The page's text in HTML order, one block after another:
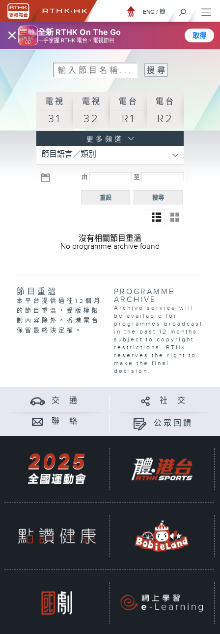
× 全新 RTHK On The Go
一手掌握 RTHK 電台、電視節目
取得
ENG / 簡
電視
31
電視
32
電台
R1
電台
R2
R3
電台 電台
R5
電台
普通
更多頻道
節目語言／類別
由 至
搜尋
重設
沒有相關節目重溫
No programme archive found
節目重溫
本平台提供過往12個月
的節目重溫，受版權限
制內容除外。香港電台
保留最終決定權。
PROGRAMME
ARCHIVE
Archive service will
be available for
programmes broadcast
in the past 12 months,
subject to copyright
restrictions. RTHK
reserves the right to
make the final
decision.
交 通 社 交
聯 絡 公眾回饋